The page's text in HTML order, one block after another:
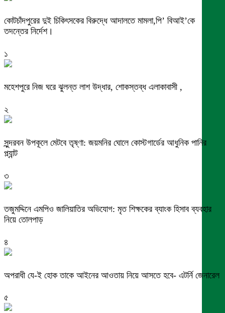
কোটচাঁদপুরের দুই চিকিৎসকের বিরুদ্ধে আদালতে মামলা,পি’ বিআই’কে
তদন্তের নির্দেশ।
১
মহেশপুরে নিজ ঘরে ঝুলন্ত লাশ উদ্ধার, শোকস্তব্ধ এলাকাবাসী ,
২
সুন্দরবন উপকূলে মেটবে তৃষ্ণা: জয়মনির ঘোলে কোস্টগার্ডের আধুনিক পানির
প্ল্যান্ট
৩
তজুমদ্দিনে এমপিও জালিয়াতির অভিযোগ: মৃত শিক্ষকের ব্যাংক হিসাব ব্যবহার
নিয়ে তোলপাড়
৪
অপরাধী যে-ই হোক তাকে আইনের আওতায় নিয়ে আসতে হবে- এটর্নি জেনারেল
৫